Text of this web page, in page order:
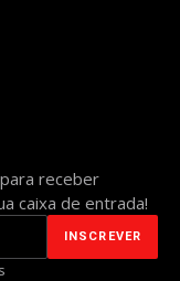
receber
caixa de entrada!